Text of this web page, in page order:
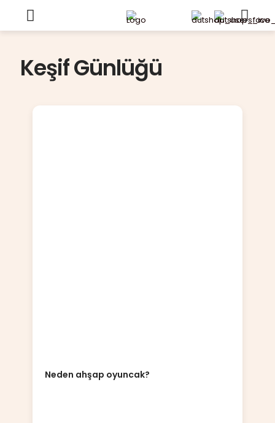
Keşif Günlüğü
Neden ahşap oyuncak?